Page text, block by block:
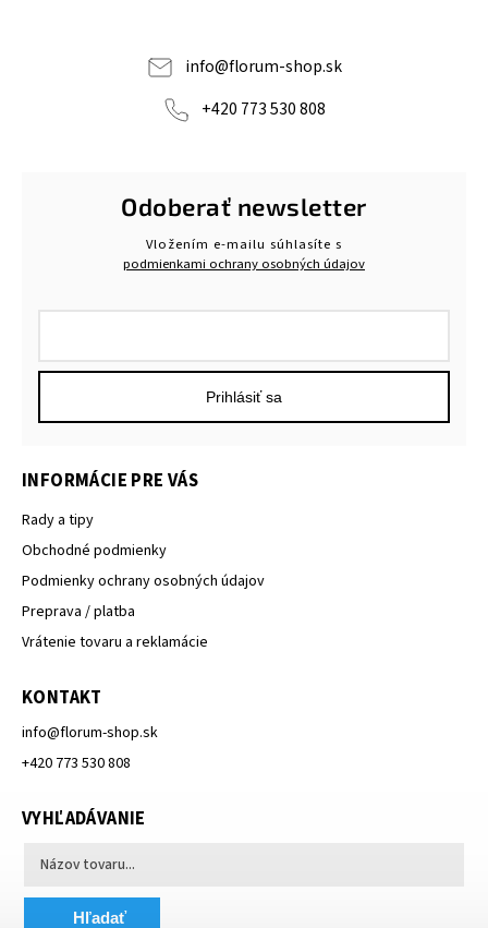
info@florum-shop.sk
+420 773 530 808
Odoberať newsletter
Vložením e-mailu súhlasíte s
podmienkami ochrany osobných údajov
Prihlásiť sa
INFORMÁCIE PRE VÁS
Rady a tipy
Obchodné podmienky
Podmienky ochrany osobných údajov
Preprava / platba
Vrátenie tovaru a reklamácie
KONTAKT
info@florum-shop.sk
+420 773 530 808
VYHĽADÁVANIE
Hľadať